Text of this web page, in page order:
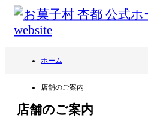
ホーム
店舗のご案内
店舗のご案内